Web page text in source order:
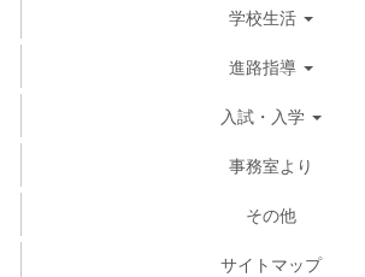
学校生活
進路指導
入試・入学
事務室より
その他
サイトマップ